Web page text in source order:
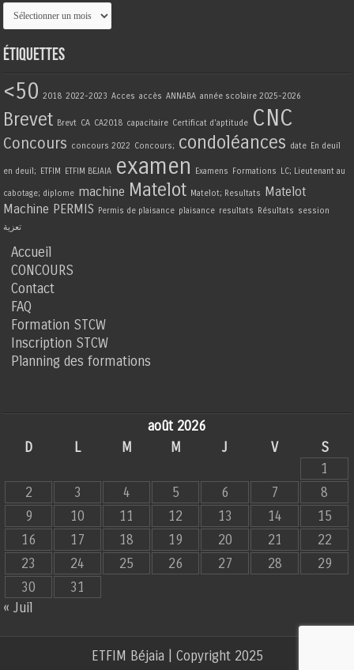
Archives
Étiquettes
<50 2018 2022-2023 Acces accès ANNABA année scolaire 2025-2026
Brevet Brevt CA CA2018 capacitaire Certificat d'aptitude CNC
Concours concours 2022 Concours; condoléances date En deuil
en deuil; ETFIM ETFIM BEJAIA examen Examens Formations LC; Lieutenant au
cabotage; diplome machine Matelot Matelot; Resultats Matelot
Machine PERMIS Permis de plaisance plaisance resultats Résultats session
تعزية
Accueil
CONCOURS
Contact
FAQ
Formation STCW
Inscription STCW
Planning des formations
août 2026
D
L M M J V
S
1
2
3 4 5 6 7
8
9
10 11 12 13 14
15
16
17 18 19 20 21
22
23
24 25 26 27 28
29
30
31
« Juil
ETFIM Béjaia | Copyright 2025